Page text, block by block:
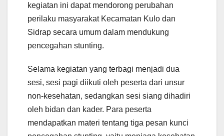
kegiatan ini dapat mendorong perubahan
perilaku masyarakat Kecamatan Kulo dan
Sidrap secara umum dalam mendukung
pencegahan stunting.
Selama kegiatan yang terbagi menjadi dua
sesi, sesi pagi diikuti oleh peserta dari unsur
non-kesehatan, sedangkan sesi siang dihadiri
oleh bidan dan kader. Para peserta
mendapatkan materi tentang tiga pesan kunci